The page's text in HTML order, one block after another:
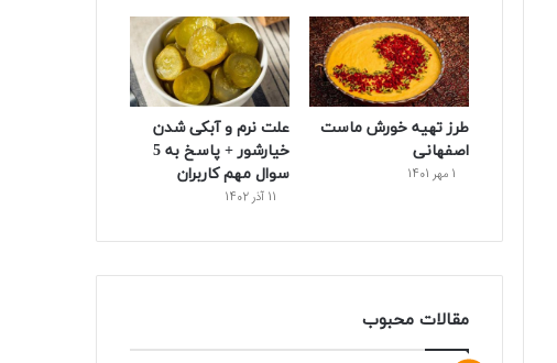
طرز تهیه خورش ماست
اصفهانی
1 مهر 1401
علت نرم و آبکی شدن
خیارشور + پاسخ به 5
سوال مهم کاربران
11 آذر 1402
مقالات محبوب